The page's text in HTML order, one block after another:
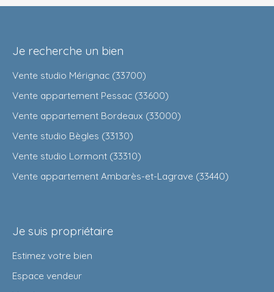
Je recherche un bien
Vente studio Mérignac (33700)
Vente appartement Pessac (33600)
Vente appartement Bordeaux (33000)
Vente studio Bègles (33130)
Vente studio Lormont (33310)
Vente appartement Ambarès-et-Lagrave (33440)
Je suis propriétaire
Estimez votre bien
Espace vendeur